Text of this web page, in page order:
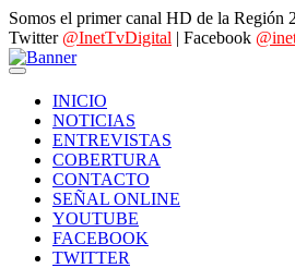
Somos el primer canal HD de la Región
Twitter @InetTvDigital | Facebook
INICIO
NOTICIAS
ENTREVISTAS
COBERTURA
CONTACTO
SEÑAL ONLINE
YOUTUBE
FACEBOOK
TWITTER